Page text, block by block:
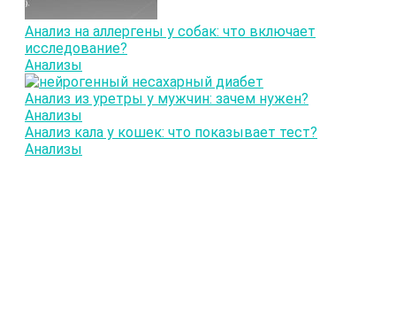
Анализ на аллергены у собак: что включает
исследование?
Анализы
Анализ из уретры у мужчин: зачем нужен?
Анализы
Анализ кала у кошек: что показывает тест?
Анализы